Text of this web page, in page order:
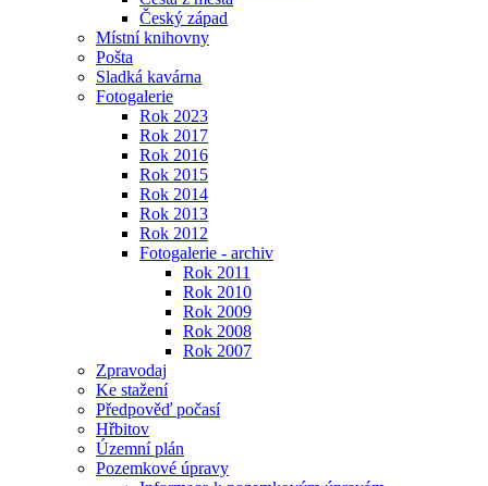
Český západ
Místní knihovny
Pošta
Sladká kavárna
Fotogalerie
Rok 2023
Rok 2017
Rok 2016
Rok 2015
Rok 2014
Rok 2013
Rok 2012
Fotogalerie - archiv
Rok 2011
Rok 2010
Rok 2009
Rok 2008
Rok 2007
Zpravodaj
Ke stažení
Předpověď počasí
Hřbitov
Územní plán
Pozemkové úpravy